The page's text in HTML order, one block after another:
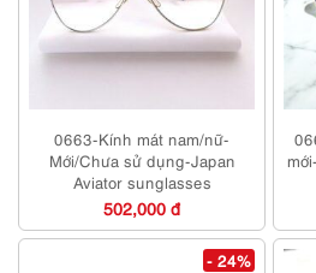
0663-Kính mát nam/nữ-
Mới/Chưa sử dụng-Japan
Aviator sunglasses
502,000 đ
- 24%